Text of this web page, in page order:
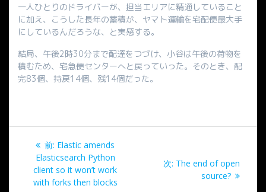
一人ひとりのドライバーが、担当エリアに精通していること
に加え、こうした長年の蓄積が、ヤマト運輸を宅配便最大手
にしているんだろうな、と実感する。
結局、午後2時30分まで配達をつづけ、小谷は午後の荷物を
積むため、宅急便センターへと戻っていった。そのとき、配
完83個、持戻14個、残14個だった。
前: 過
去
の
投
Elastic amends
Elasticsearch Python
client so it won’t work
with forks then blocks
次: 次
The end of open
source?